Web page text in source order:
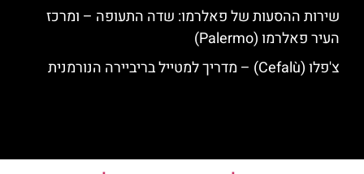
שירות ההסעות של פאלרמו: שדה התעופה – ומרכז
העיר פאלרמו (Palermo)
צ'פלו (Cefalù) – מדריך למטייל בריביירה הנורמנית